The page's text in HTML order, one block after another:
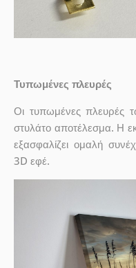
Τυπωμένες πλευρές
Οι τυπωμένες πλευρές
στυλάτο αποτέλεσμα. Η
εξασφαλίζει ομαλή
3D εφέ.